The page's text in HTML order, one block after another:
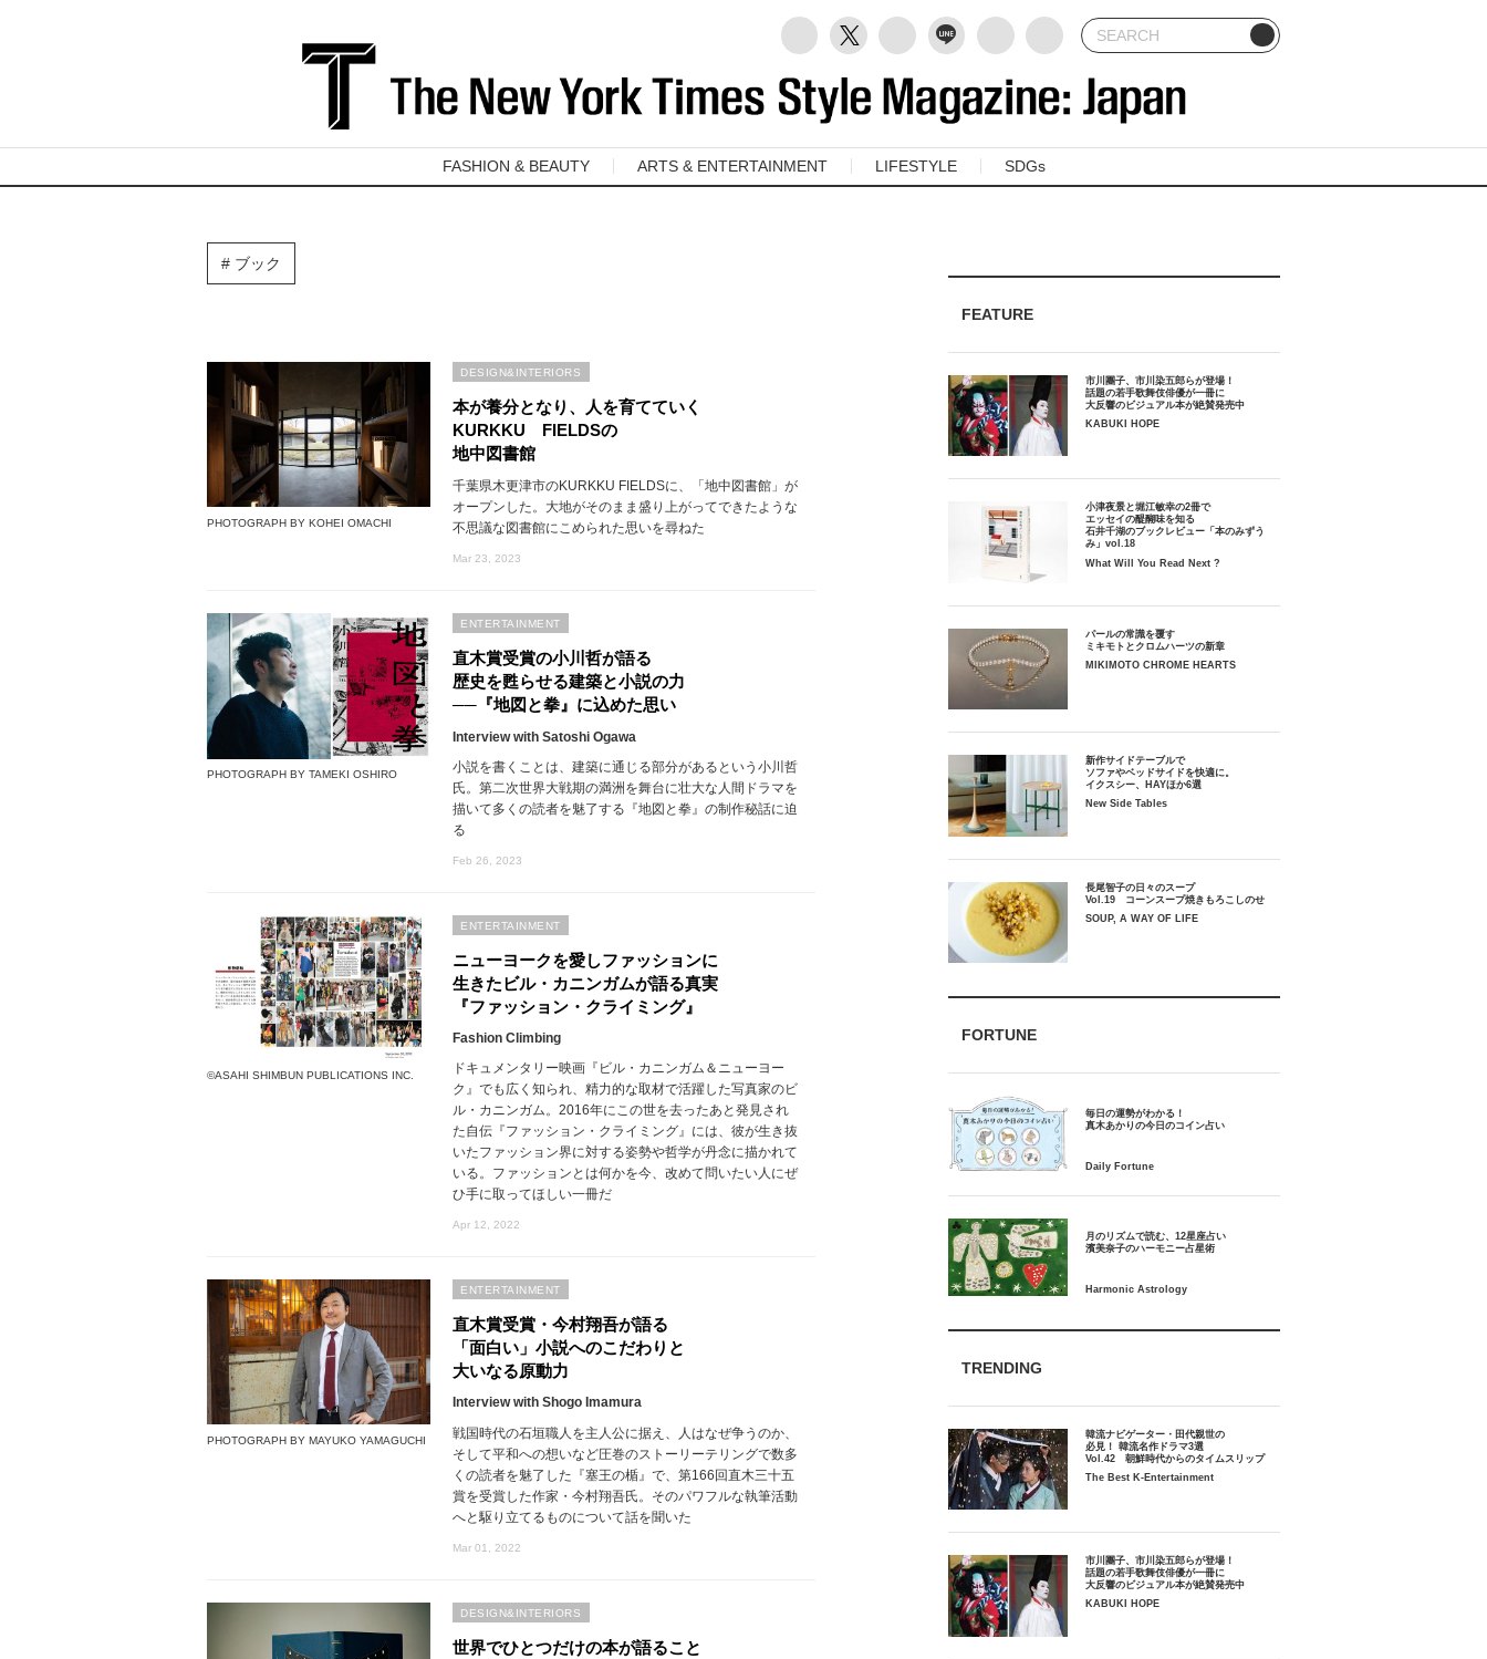
FASHION & BEAUTY ARTS & ENTERTAINMENT LIFESTYLE SDGs
ブック
PHOTOGRAPH BY KOHEI OMACHI
本が養分となり、人を育てていく
KURKKU FIELDSの
地中図書館
千葉県木更津市のKURKKU FIELDSに、「地中図書館」が
オープンした。大地がそのまま盛り上がってできたような
不思議な図書館にこめられた思いを尋ねた
Mar 23, 2023
DESIGN&INTERIORS
PHOTOGRAPH BY TAMEKI OSHIRO
直木賞受賞の小川哲が語る
歴史を甦らせる建築と小説の力
──『地図と拳』に込めた思い
Interview with Satoshi Ogawa
小説を書くことは、建築に通じる部分があるという小川哲
氏。第二次世界大戦期の満洲を舞台に壮大な人間ドラマを
描いて多くの読者を魅了する『地図と拳』の制作秘話に迫
る
Feb 26, 2023
ENTERTAINMENT
©ASAHI SHIMBUN PUBLICATIONS INC.
ニューヨークを愛しファッションに
生きたビル・カニンガムが語る真実
『ファッション・クライミング』
Fashion Climbing
ドキュメンタリー映画『ビル・カニンガム＆ニューヨー
ク』でも広く知られ、精力的な取材で活躍した写真家のビ
ル・カニンガム。2016年にこの世を去ったあと発見され
た自伝『ファッション・クライミング』には、彼が生き抜
いたファッション界に対する姿勢や哲学が丹念に描かれて
いる。ファッションとは何かを今、改めて問いたい人にぜ
ひ手に取ってほしい一冊だ
Apr 12, 2022
ENTERTAINMENT
PHOTOGRAPH BY MAYUKO YAMAGUCHI
直木賞受賞・今村翔吾が語る
「面白い」小説へのこだわりと
大いなる原動力
Interview with Shogo Imamura
戦国時代の石垣職人を主人公に据え、人はなぜ争うのか、
そして平和への想いなど圧巻のストーリーテリングで数多
くの読者を魅了した『塞王の楯』で、第166回直木三十五
賞を受賞した作家・今村翔吾氏。そのパワフルな執筆活動
へと駆り立てるものについて話を聞いた
Mar 01, 2022
ENTERTAINMENT
世界でひとつだけの本が語ること
DESIGN&INTERIORS
FEATURE
市川團子、市川染五郎らが登場！
話題の若手歌舞伎俳優が一冊に
大反響のビジュアル本が絶賛発売中
KABUKI HOPE
小津夜景と堀江敏幸の2冊で
エッセイの醍醐味を知る
石井千湖のブックレビュー「本のみずう
み」vol.18
What Will You Read Next ?
パールの常識を覆す
ミキモトとクロムハーツの新章
MIKIMOTO CHROME HEARTS
新作サイドテーブルで
ソファやベッドサイドを快適に。
イクスシー、HAYほか6選
New Side Tables
長尾智子の日々のスープ
Vol.19 コーンスープ焼きもろこしのせ
SOUP, A WAY OF LIFE
FORTUNE
毎日の運勢がわかる！
月のリズムで読む、12星座占い
TRENDING
韓流ナビゲーター・田代親世の
必見！ 韓流名作ドラマ3選
Vol.42 朝鮮時代からのタイムスリップ
The Best K-Entertainment
市川團子、市川染五郎らが登場！
話題の若手歌舞伎俳優が一冊に
大反響のビジュアル本が絶賛発売中
KABUKI HOPE